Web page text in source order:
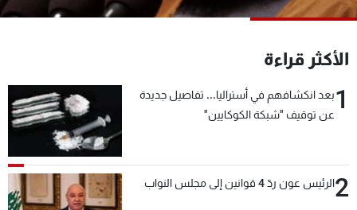
الأكثر قراءة
1بعد انكشافهم في أستراليا... تفاصيل جديدة
عن توقيف "شبكة الكوكايين"
2الرئيس عون ردّ 4 قوانين إلى مجلس النواب
لاعلاناتكم
شروط الإسـتخدام